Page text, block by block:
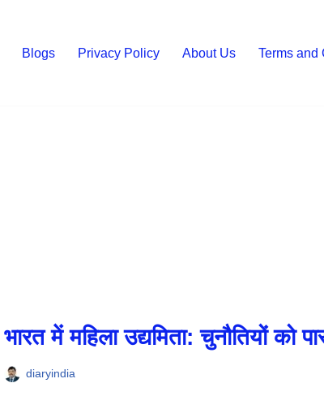
Blogs Privacy Policy About Us Terms and
भारत में महिला उद्यमिता: चुनौतियों को
diaryindia